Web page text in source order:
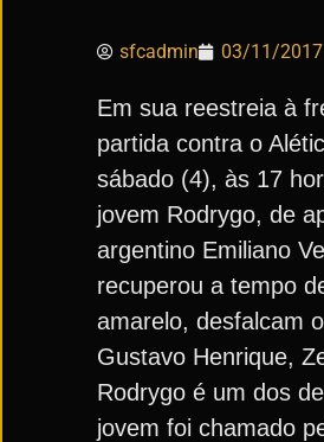
sfcadmin 03/11/2017
Em sua reestreia à
partida contra o
sábado (4), às 17
jovem Rodrygo, de
argentino Emiliano
recuperou a tempo
amarelo, desfalcam
Gustavo Henrique,
Rodrygo é um dos
jovem foi chamado